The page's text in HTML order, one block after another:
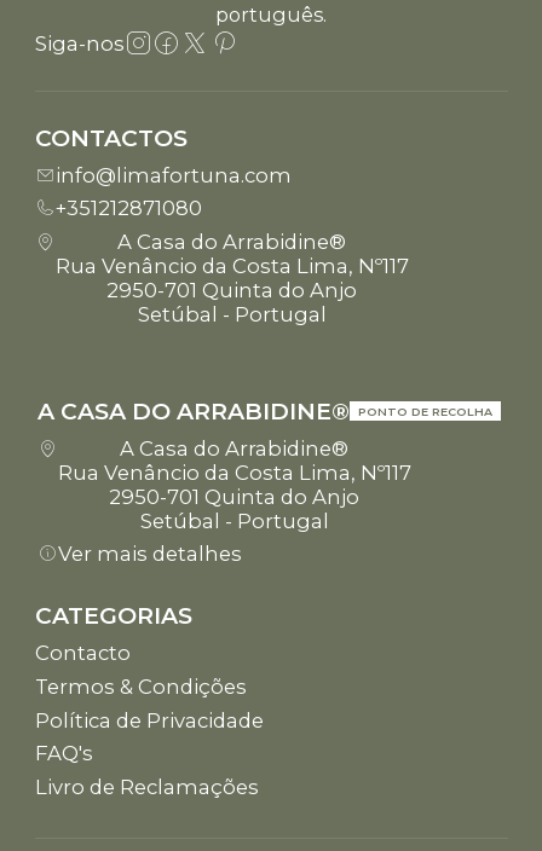
português.
Siga-nos
CONTACTOS
info@limafortuna.com
+351212871080
A Casa do Arrabidine®
Rua Venâncio da Costa Lima, Nº117
2950-701 Quinta do Anjo
Setúbal - Portugal
A CASA DO ARRABIDINE® PONTO DE RECOLHA
A Casa do Arrabidine®
Rua Venâncio da Costa Lima, Nº117
2950-701 Quinta do Anjo
Setúbal - Portugal
Ver mais detalhes
CATEGORIAS
Contacto
Termos & Condições
Política de Privacidade
FAQ's
Livro de Reclamações